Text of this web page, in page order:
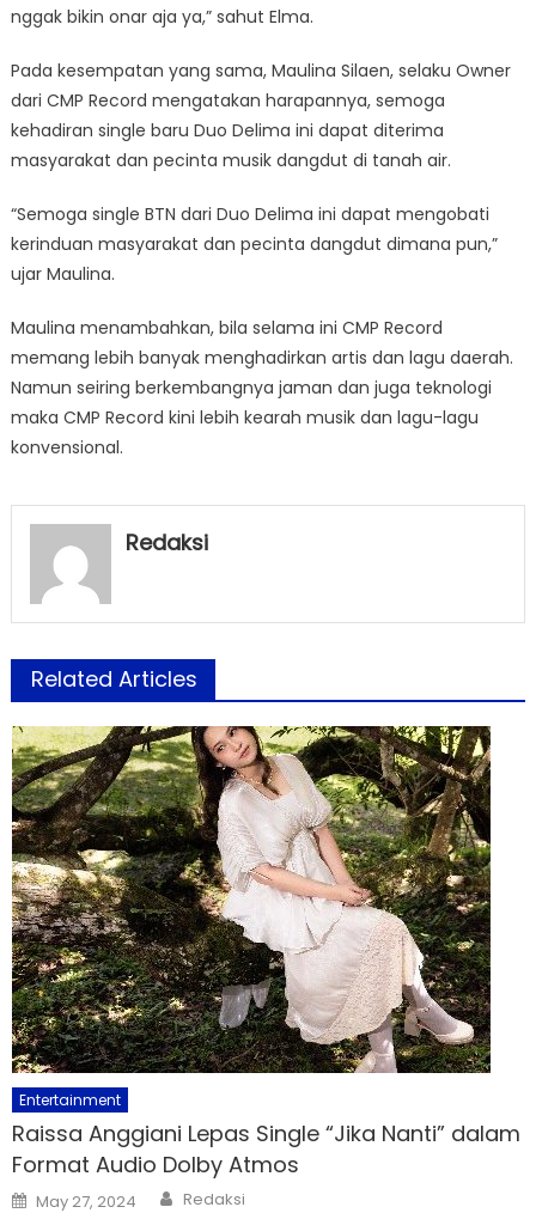
nggak bikin onar aja ya,” sahut Elma.
Pada kesempatan yang sama, Maulina Silaen, selaku Owner
dari CMP Record mengatakan harapannya, semoga
kehadiran single baru Duo Delima ini dapat diterima
masyarakat dan pecinta musik dangdut di tanah air.
“Semoga single BTN dari Duo Delima ini dapat mengobati
kerinduan masyarakat dan pecinta dangdut dimana pun,”
ujar Maulina.
Maulina menambahkan, bila selama ini CMP Record
memang lebih banyak menghadirkan artis dan lagu daerah.
Namun seiring berkembangnya jaman dan juga teknologi
maka CMP Record kini lebih kearah musik dan lagu-lagu
konvensional.
Redaksi
Related Articles
Entertainment
Raissa Anggiani Lepas Single “Jika Nanti” dalam
Format Audio Dolby Atmos
Posted
May 27, 2024 Author
Redaksi